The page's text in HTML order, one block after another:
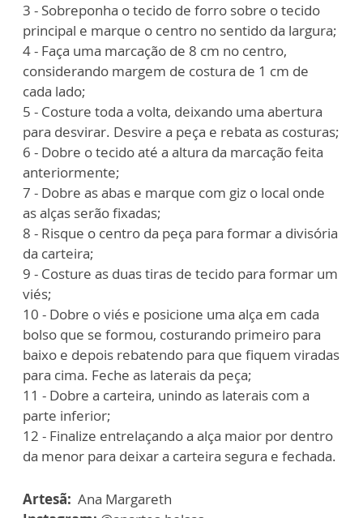
3 - Sobreponha o tecido de forro sobre o tecido
principal e marque o centro no sentido da largura;
4 - Faça uma marcação de 8 cm no centro,
considerando margem de costura de 1 cm de
cada lado;
5 - Costure toda a volta, deixando uma abertura
para desvirar. Desvire a peça e rebata as costuras;
6 - Dobre o tecido até a altura da marcação feita
anteriormente;
7 - Dobre as abas e marque com giz o local onde
as alças serão fixadas;
8 - Risque o centro da peça para formar a divisória
da carteira;
9 - Costure as duas tiras de tecido para formar um
viés;
10 - Dobre o viés e posicione uma alça em cada
bolso que se formou, costurando primeiro para
baixo e depois rebatendo para que fiquem viradas
para cima. Feche as laterais da peça;
11 - Dobre a carteira, unindo as laterais com a
parte inferior;
12 - Finalize entrelaçando a alça maior por dentro
da menor para deixar a carteira segura e fechada.
Artesã: Ana Margareth